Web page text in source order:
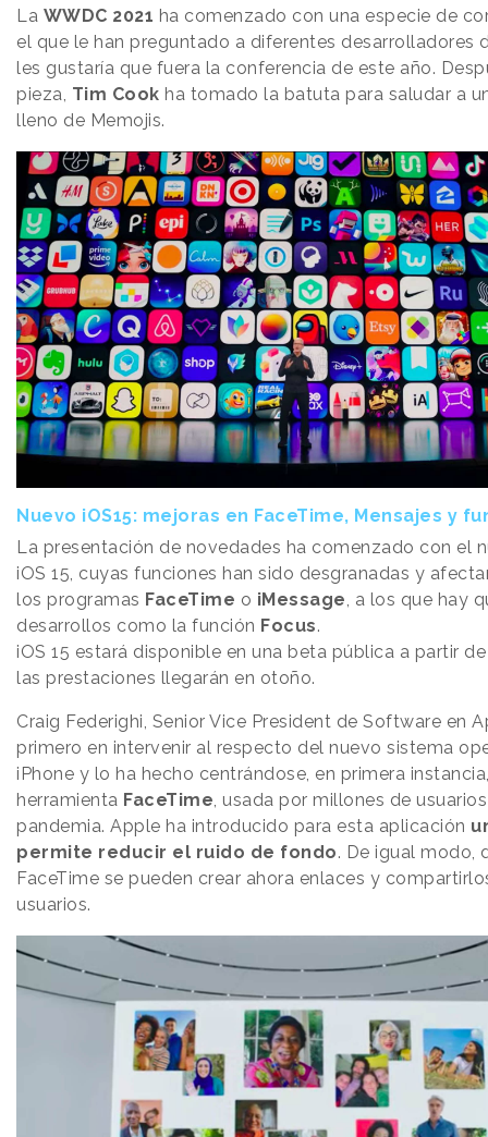
La WWDC 2021 ha comenzado con una especie de
el que le han preguntado a diferentes desarrolladores
les gustaría que fuera la conferencia de este año.
pieza, Tim Cook ha tomado la batuta para saludar a
lleno de Memojis.
Nuevo iOS15: mejoras en FaceTime, Mensajes y
La presentación de novedades ha comenzado con el
iOS 15, cuyas funciones han sido desgranadas y
los programas FaceTime o iMessage, a los que hay
desarrollos como la función Focus.
iOS 15 estará disponible en una beta pública a partir
las prestaciones llegarán en otoño.
Craig Federighi, Senior Vice President de Software en
primero en intervenir al respecto del nuevo sistema
iPhone y lo ha hecho centrándose, en primera
herramienta FaceTime, usada por millones de
pandemia. Apple ha introducido para esta aplicación
permite reducir el ruido de fondo. De igual modo,
FaceTime se pueden crear ahora enlaces y
usuarios.